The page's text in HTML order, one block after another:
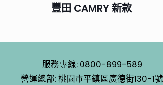
豐田 CAMRY 新款
服務專線: 0800-899-589
營運總部: 桃園市平鎮區廣德街130-1號